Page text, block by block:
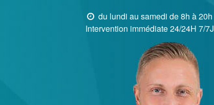
du lundi au samedi de 8h à 20h
Intervention immédiate 24/24H 7/7J